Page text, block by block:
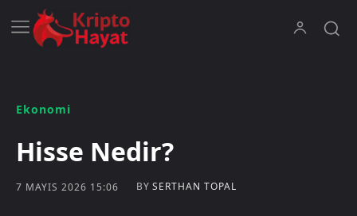
Ekonomi
Hisse Nedir?
7 MAYIS 2026 15:06 BY SERTHAN TOPAL